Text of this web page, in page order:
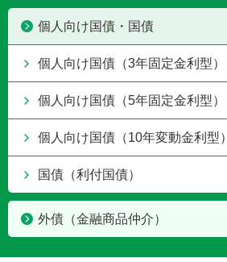
個人向け国債・国債
個人向け国債（3年固定金利型）
個人向け国債（5年固定金利型）
個人向け国債（10年変動金利型）
国債（利付国債）
外債（金融商品仲介）